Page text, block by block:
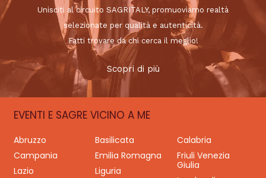
Unisciti al circuito SAGRITALY, promuoviamo realtà
selezionate per qualità e autenticità.
Fatti trovare da chi cerca il meglio!
Scopri di più
EVENTI E SAGRE VICINO A ME
Abruzzo Basilicata
Calabria
Campania
Emilia Romagna
Friuli Venezia
Giulia
Lazio
Liguria